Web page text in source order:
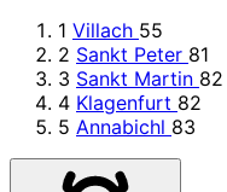
1 Villach 55
2 Sankt Peter 81
3 Sankt Martin 82
4 Klagenfurt 82
5 Annabichl 83